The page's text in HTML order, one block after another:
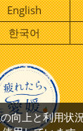
English
한국어
向上と利用状